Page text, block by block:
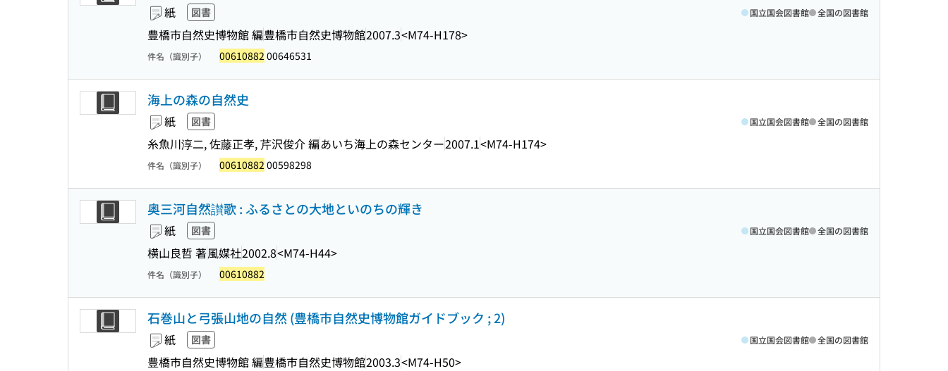
紙 図書
豊橋市自然史博物館 編豊橋市自然史博物館2007.3<M74-H178>
国立国会図書館 全国の図書館
件名（識別子） 00610882 00646531
海上の森の自然史
紙 図書
糸魚川淳二, 佐藤正孝, 芹沢俊介 編あいち海上の森センター2007.1<M74-H174>
国立国会図書館 全国の図書館
件名（識別子） 00610882 00598298
奥三河自然讃歌 : ふるさとの大地といのちの輝き
紙 図書
横山良哲 著風媒社2002.8<M74-H44>
国立国会図書館 全国の図書館
件名（識別子） 00610882
石巻山と弓張山地の自然 (豊橋市自然史博物館ガイドブック ; 2)
紙 図書
豊橋市自然史博物館 編豊橋市自然史博物館2003.3<M74-H50>
国立国会図書館 全国の図書館